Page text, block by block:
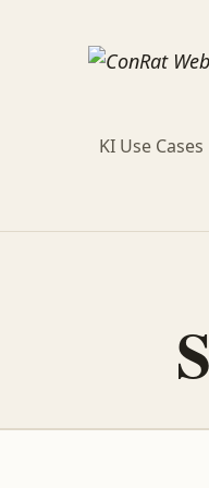
KI Use Cases